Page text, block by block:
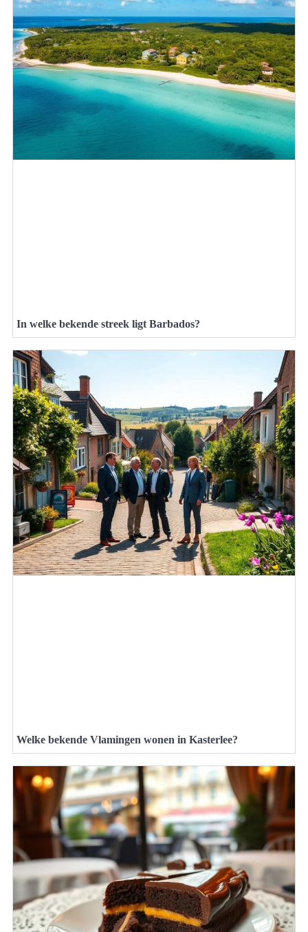
In welke bekende streek ligt Barbados?
Welke bekende Vlamingen wonen in Kasterlee?